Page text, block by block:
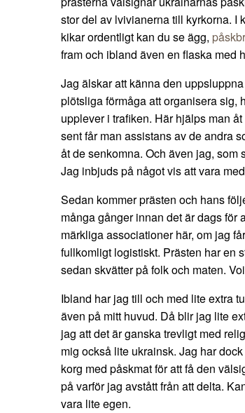
stor del av lvivianerna till kyrkorna. I
kikar ordentligt kan du se ägg,
fram och ibland även en flaska med
Jag älskar att känna den
plötsliga förmåga att organisera sig,
upplever i trafiken. Här hjälps man
sent får man assistans av de andra
åt de senkomna. Och även jag, som
Jag inbjuds på något vis att vara
Sedan kommer prästen och hans
många gånger innan det är dags för
märkliga associationer här, om jag
fullkomligt logistiskt. Prästen har en
sedan skvätter på folk och maten.
Ibland har jag till och med lite extra
även på mitt huvud. Då blir jag lite
jag att det är ganska trevligt med
mig också lite ukrainsk. Jag har
korg med påskmat för att få den
på varför jag avstått från att delta.
vara lite egen.